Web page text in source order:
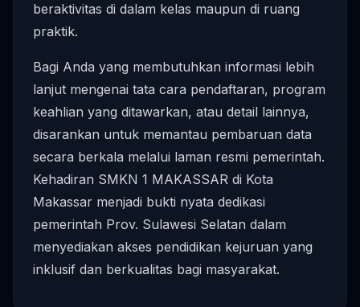
beraktivitas di dalam kelas maupun di ruang
praktik.
Bagi Anda yang membutuhkan informasi lebih
lanjut mengenai tata cara pendaftaran, program
keahlian yang ditawarkan, atau detail lainnya,
disarankan untuk memantau pembaruan data
secara berkala melalui laman resmi pemerintah.
Kehadiran SMKN 1 MAKASSAR di Kota
Makassar menjadi bukti nyata dedikasi
pemerintah Prov. Sulawesi Selatan dalam
menyediakan akses pendidikan kejuruan yang
inklusif dan berkualitas bagi masyarakat.